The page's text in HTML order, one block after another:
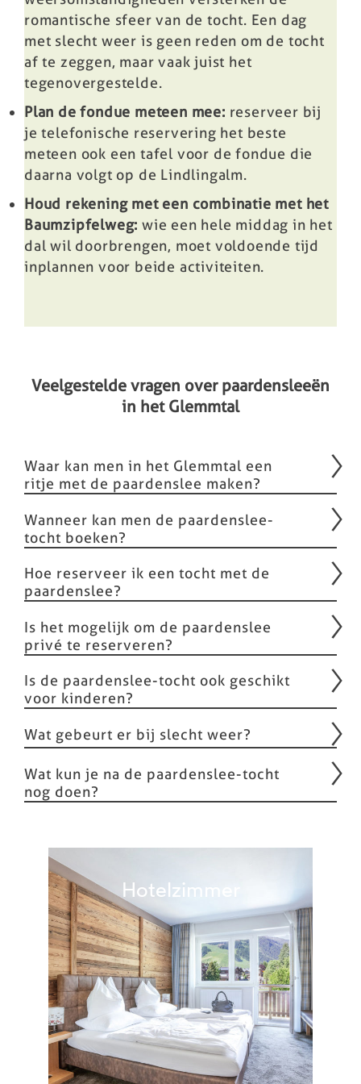
romantische sfeer van de tocht. Een dag
met slecht weer is geen reden om de tocht
af te zeggen, maar vaak juist het
tegenovergestelde.
Plan de fondue meteen mee: reserveer bij
je telefonische reservering het beste
meteen ook een tafel voor de fondue die
daarna volgt op de Lindlingalm.
Houd rekening met een combinatie met het
Baumzipfelweg: wie een hele middag in het
dal wil doorbrengen, moet voldoende tijd
inplannen voor beide activiteiten.
Veelgestelde vragen over paardensleeën
in het Glemmtal
Waar kan men in het Glemmtal een
ritje met de paardenslee maken?
Wanneer kan men de paardenslee-
tocht boeken?
Hoe reserveer ik een tocht met de
paardenslee?
Is het mogelijk om de paardenslee
privé te reserveren?
Is de paardenslee-tocht ook geschikt
voor kinderen?
Wat gebeurt er bij slecht weer?
Wat kun je na de paardenslee-tocht
nog doen?
Hotelzimmer